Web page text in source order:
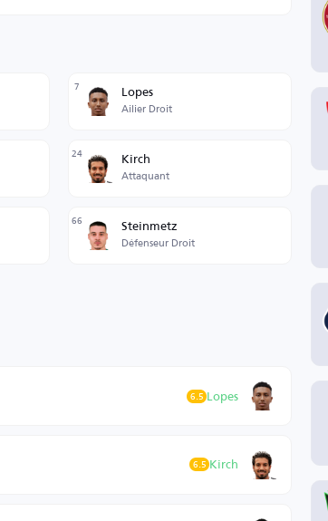
7 Lopes
Ailier Droit
24 Kirch
Attaquant
66 Steinmetz
Défenseur Droit
Lopes
6.5
Kirch
6.5